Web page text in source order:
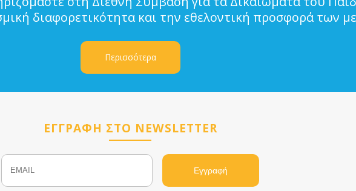
διαφορετικότητα και την εθελοντική προσφορά των
Περισσότερα
ΕΓΓΡΑΦΗ ΣΤΟ NEWSLETTER
Email Name